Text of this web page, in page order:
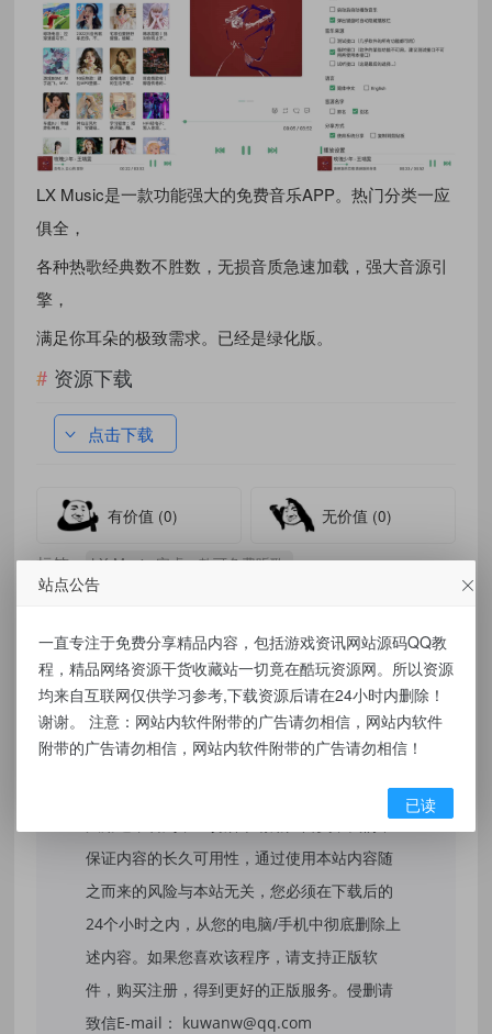
LX Music是一款功能强大的免费音乐APP。热门分类一应
俱全，
各种热歌经典数不胜数，无损音质急速加载，强大音源引
擎，
满足你耳朵的极致需求。已经是绿化版。
资源下载
点击下载
有价值 (0) 无价值 (0)
标签： LX Music 安卓一款可免费听歌
免责声明：
本站提供的资源，都来自网络，版权争议与本
站无关，所有内容及软件的文章仅限用于学习
和研究目的。不得将上述内容用于商业或者非
法用途，否则，一切后果请用户自负，我们不
保证内容的长久可用性，通过使用本站内容随
之而来的风险与本站无关，您必须在下载后的
24个小时之内，从您的电脑/手机中彻底删除上
述内容。如果您喜欢该程序，请支持正版软
件，购买注册，得到更好的正版服务。侵删请
致信E-mail： kuwanw@qq.com
站点公告
一直专注于免费分享精品内容，包括游戏资讯网站源码QQ教
程，精品网络资源干货收藏站一切竟在酷玩资源网。所以资源
均来自互联网仅供学习参考,下载资源后请在24小时内删除！
谢谢。 注意：网站内软件附带的广告请勿相信，网站内软件
附带的广告请勿相信，网站内软件附带的广告请勿相信！
已读